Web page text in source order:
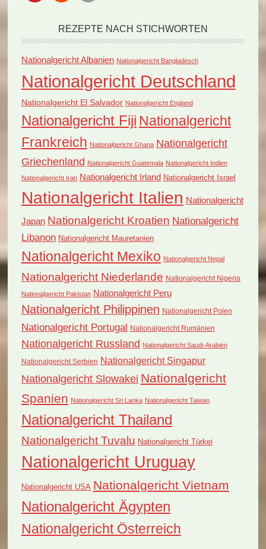
REZEPTE NACH STICHWORTEN
Nationalgericht Albanien Nationalgericht Bangladesch
Nationalgericht Deutschland
Nationalgericht El Salvador Nationalgericht England
Nationalgericht Fiji Nationalgericht
Frankreich Nationalgericht Ghana Nationalgericht
Griechenland Nationalgericht Guatemala Nationalgericht Indien
Nationalgericht Iran Nationalgericht Irland Nationalgericht Israel
Nationalgericht Italien Nationalgericht
Japan Nationalgericht Kroatien Nationalgericht
Libanon Nationalgericht Mauretanien
Nationalgericht Mexiko Nationalgericht Nepal
Nationalgericht Niederlande Nationalgericht Nigeria
Nationalgericht Pakistan Nationalgericht Peru
Nationalgericht Philippinen Nationalgericht Polen
Nationalgericht Portugal Nationalgericht Rumänien
Nationalgericht Russland Nationalgericht Saudi-Arabien
Nationalgericht Serbien Nationalgericht Singapur
Nationalgericht Slowakei Nationalgericht
Spanien Nationalgericht Sri Lanka Nationalgericht Taiwan
Nationalgericht Thailand
Nationalgericht Tuvalu Nationalgericht Türkei
Nationalgericht Uruguay
Nationalgericht USA Nationalgericht Vietnam
Nationalgericht Ägypten
Nationalgericht Österreich